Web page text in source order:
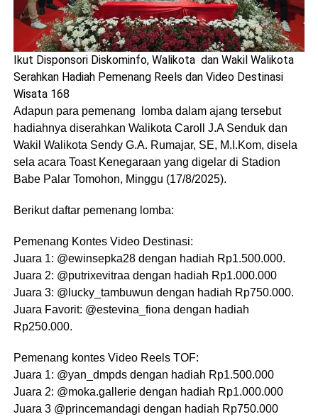
Ikut Disponsori Diskominfo, Walikota dan Wakil Walikota
Serahkan Hadiah Pemenang Reels dan Video Destinasi
Wisata 168
Adapun para pemenang lomba dalam ajang tersebut
hadiahnya diserahkan Walikota Caroll J.A Senduk dan
Wakil Walikota Sendy G.A. Rumajar, SE, M.I.Kom, disela
sela acara Toast Kenegaraan yang digelar di Stadion
Babe Palar Tomohon, Minggu (17/8/2025).
Berikut daftar pemenang lomba:
Pemenang Kontes Video Destinasi:
Juara 1: @ewinsepka28 dengan hadiah Rp1.500.000.
Juara 2: @putrixevitraa dengan hadiah Rp1.000.000
Juara 3: @lucky_tambuwun dengan hadiah Rp750.000.
Juara Favorit: @estevina_fiona dengan hadiah
Rp250.000.
Pemenang kontes Video Reels TOF:
Juara 1: @yan_dmpds dengan hadiah Rp1.500.000
Juara 2: @moka.gallerie dengan hadiah Rp1.000.000
Juara 3 @princemandagi dengan hadiah Rp750.000